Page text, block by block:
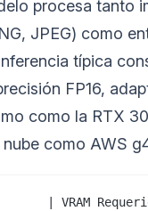
procesa tanto
JPEG) como
típica
FP16,
como la RTX
como AWS
| VRAM